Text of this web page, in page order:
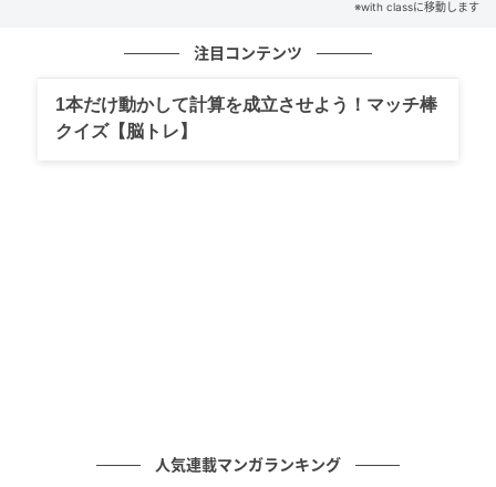
て、他の人が質問しながらそれが誰なのか当てていき
ます！質問は5つまで！などルールを決めると、ダラダ
ラすることなくゲームが進むのでオススメです。質問
なっていくんですよ。「歴史は長いので、まずざっく
※with classに移動します
注目コンテンツ
1本だけ動かして計算を成立させよう！マッチ棒
クイズ【脳トレ】
人気連載マンガランキング